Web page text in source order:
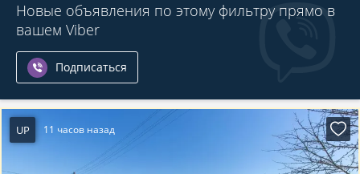
Новые объявления по этому фильтру прямо в
вашем Viber
Подписаться
UP 11 часов назад